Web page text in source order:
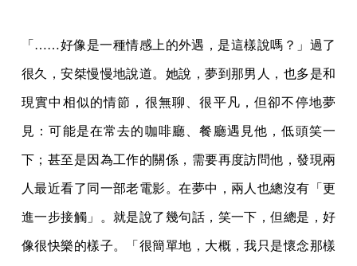
「……好像是一種情感上的外遇，是這樣說嗎？」過了
很久，安桀慢慢地說道。她說，夢到那男人，也多是和
現實中相似的情節，很無聊、很平凡，但卻不停地夢
見：可能是在常去的咖啡廳、餐廳遇見他，低頭笑一
下；甚至是因為工作的關係，需要再度訪問他，發現兩
人最近看了同一部老電影。在夢中，兩人也總沒有「更
進一步接觸」。就是說了幾句話，笑一下，但總是，好
像很快樂的樣子。「很簡單地，大概，我只是懷念那樣